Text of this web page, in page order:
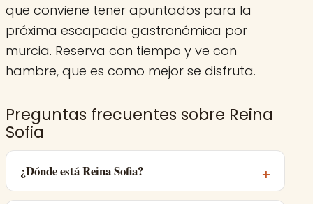
que conviene tener apuntados para la
próxima escapada gastronómica por
murcia. Reserva con tiempo y ve con
hambre, que es como mejor se disfruta.
Preguntas frecuentes sobre Reina
Sofia
¿Dónde está Reina Sofia?